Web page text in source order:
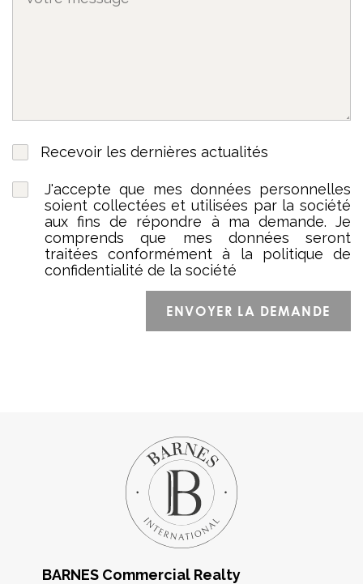
Recevoir les dernières actualités
J'accepte que mes données personnelles
soient collectées et utilisées par la société
aux fins de répondre à ma demande. Je
comprends que mes données seront
traitées conformément à la politique de
confidentialité de la société
BARNES Commercial Realty